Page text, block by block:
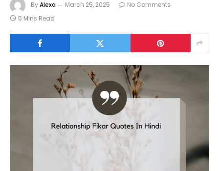
ByAlexa March 25, 2025
No Comments
5 Mins Read